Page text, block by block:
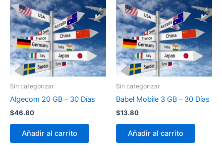
Sin categorizar
Algecom 20 GB – 30 Días
$46.80
Añadir al carrito
Sin categorizar
Babel Mobile 3 GB – 30 Días
$13.80
Añadir al carrito